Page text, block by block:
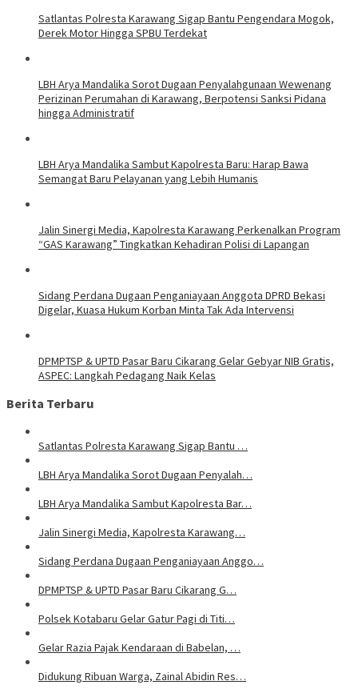
Satlantas Polresta Karawang Sigap Bantu Pengendara Mogok,
Derek Motor Hingga SPBU Terdekat
LBH Arya Mandalika Sorot Dugaan Penyalahgunaan Wewenang
Perizinan Perumahan di Karawang, Berpotensi Sanksi Pidana
hingga Administratif
LBH Arya Mandalika Sambut Kapolresta Baru: Harap Bawa
Semangat Baru Pelayanan yang Lebih Humanis
Jalin Sinergi Media, Kapolresta Karawang Perkenalkan Program
“GAS Karawang” Tingkatkan Kehadiran Polisi di Lapangan
Sidang Perdana Dugaan Penganiayaan Anggota DPRD Bekasi
Digelar, Kuasa Hukum Korban Minta Tak Ada Intervensi
DPMPTSP & UPTD Pasar Baru Cikarang Gelar Gebyar NIB Gratis,
ASPEC: Langkah Pedagang Naik Kelas
Berita Terbaru
Satlantas Polresta Karawang Sigap Bantu …
LBH Arya Mandalika Sorot Dugaan Penyalah…
LBH Arya Mandalika Sambut Kapolresta Bar…
Jalin Sinergi Media, Kapolresta Karawang…
Sidang Perdana Dugaan Penganiayaan Anggo…
DPMPTSP & UPTD Pasar Baru Cikarang G…
Polsek Kotabaru Gelar Gatur Pagi di Titi…
Gelar Razia Pajak Kendaraan di Babelan, …
Didukung Ribuan Warga, Zainal Abidin Res…